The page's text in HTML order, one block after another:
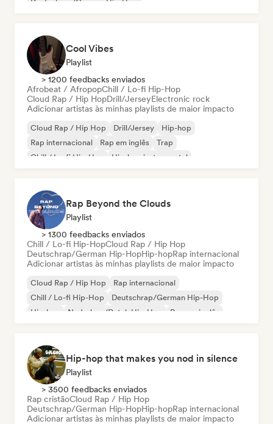
Deutschrap/German Hip-Hop
Cool Vibes
Playlist
> 1200 feedbacks enviados
Afrobeat / AfropopChill / Lo-fi Hip-Hop
Cloud Rap / Hip HopDrill/JerseyElectronic rock
Adicionar artistas às minhas playlists de maior impacto
Cloud Rap / Hip Hop Drill/Jersey
Hip-hop
Rap internacional
Rap em inglês
Trap
Chill / Lo-fi Hip-Hop
Hip-hop instrumental
Rap Beyond the Clouds
Playlist
> 1300 feedbacks enviados
Chill / Lo-fi Hip-HopCloud Rap / Hip Hop
Deutschrap/German Hip-HopHip-hopRap internacional
Adicionar artistas às minhas playlists de maior impacto
Cloud Rap / Hip Hop
Rap internacional
Chill / Lo-fi Hip-Hop
Deutschrap/German Hip-Hop
Hip-hop
Nederhop/Dutch Hip-Hop
Rap em inglês
Hip-hop that makes you nod in silence
Playlist
> 3500 feedbacks enviados
Rap cristãoCloud Rap / Hip Hop
Deutschrap/German Hip-HopHip-hopRap internacional
Adicionar artistas às minhas playlists de maior impacto